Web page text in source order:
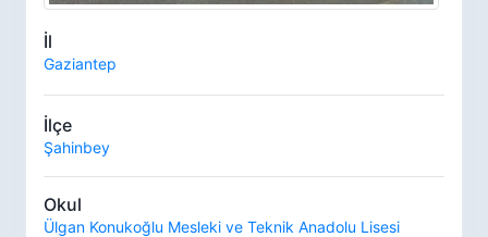
İl
Gaziantep
İlçe
Şahinbey
Okul
Ülgan Konukoğlu Mesleki ve Teknik Anadolu Lisesi